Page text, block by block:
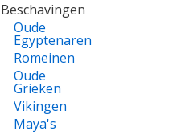
Beschavingen
Oude
Egyptenaren
Romeinen
Oude
Grieken
Vikingen
Maya's